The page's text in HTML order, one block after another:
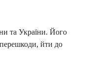
та України. Його
йти до